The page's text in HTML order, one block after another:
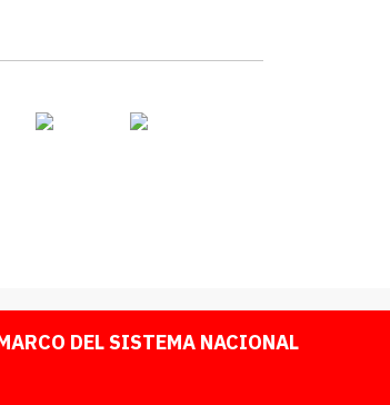
DEL SISTEMA NACIONAL